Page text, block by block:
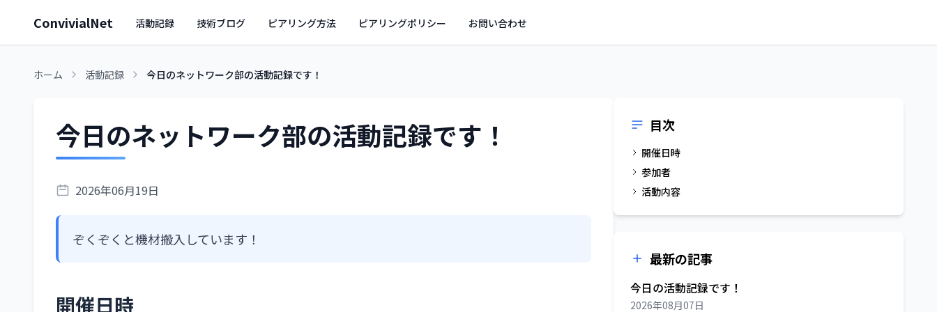
ConvivialNet 活動記録 技術ブログ ピアリング方法 ピアリングポリシー お問い合わせ
ホーム 活動記録 今日のネットワーク部の活動記録です！
今日のネットワーク部の活動記録です！
2026年06月19日
ぞくぞくと機材搬入しています！
開催日時
目次
開催日時
参加者
活動内容
最新の記事
今日の活動記録です！
2026年08月07日